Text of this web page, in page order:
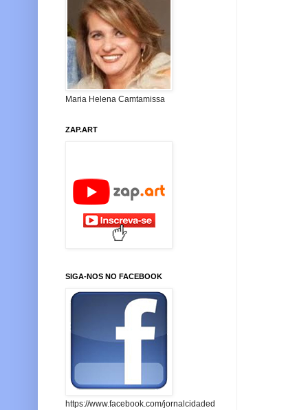
Maria Helena Camtamissa
ZAP.ART
SIGA-NOS NO FACEBOOK
https://www.facebook.com/jornalcidaded